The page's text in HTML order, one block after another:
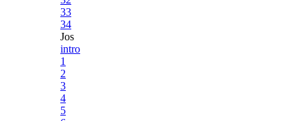
33
34
Jos
intro
1
2
3
4
5